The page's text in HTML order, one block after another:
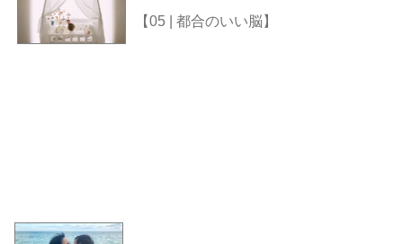
【05 | 都合のいい脳】